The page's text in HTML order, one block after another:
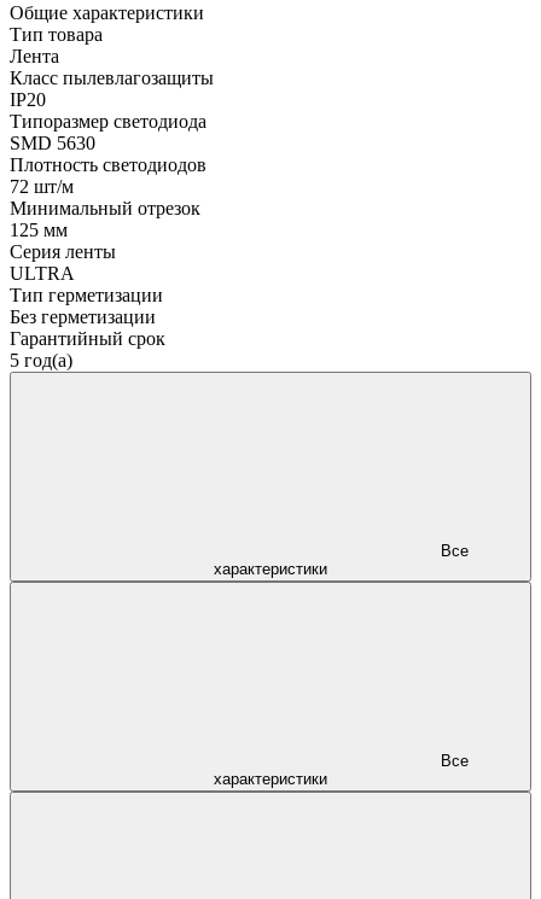
Общие характеристики
Тип товара
Лента
Класс пылевлагозащиты
IP20
Типоразмер светодиода
SMD 5630
Плотность светодиодов
72 шт/м
Минимальный отрезок
125 мм
Серия ленты
ULTRA
Тип герметизации
Без герметизации
Гарантийный срок
5 год(а)
характеристики
характеристики